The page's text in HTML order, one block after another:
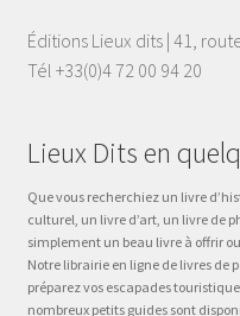
Éditions Lieux dits | 41,
Tél +33(0)4 72 00 94 20
Lieux Dits en
Que vous recherchiez un livre
culturel, un livre d’art, un livre de
simplement un beau livre à offrir ou
Notre librairie en ligne de livres de
préparez vos escapades
nombreux petits guides sont